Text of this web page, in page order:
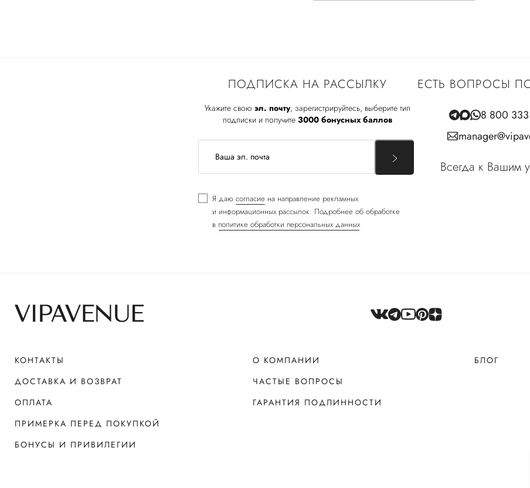
ПОДПИСКА НА РАССЫЛКУ
Укажите свою эл. почту, зарегистрируйтесь, выберите тип
подписки и получите 3000 бонусных баллов
Я даю согласие на направление рекламных
и информационных рассылок. Подробнее об обработке
в политике обработки персональных данных
ЕСТЬ ВОПРОСЫ
8 800
Всегда к Вашим
КОНТАКТЫ
ДОСТАВКА И ВОЗВРАТ
ОПЛАТА
ПРИМЕРКА ПЕРЕД ПОКУПКОЙ
БОНУСЫ И ПРИВИЛЕГИИ
О КОМПАНИИ
ЧАСТЫЕ ВОПРОСЫ
ГАРАНТИЯ ПОДЛИННОСТИ
БЛОГ